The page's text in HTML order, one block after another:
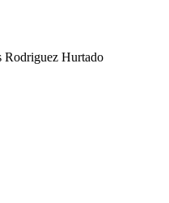
Hurtado